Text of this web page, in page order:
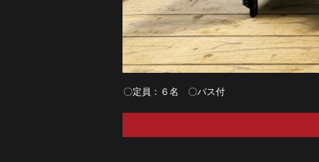
〇定員：６名 〇バス付